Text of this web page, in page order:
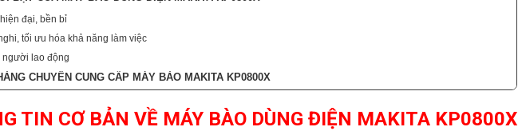
đại, bền bỉ
tối ưu hóa khả năng làm việc
người lao động
CHUYÊN CUNG CẤP MÁY BÀO MAKITA KP0800X
TIN CƠ BẢN VỀ MÁY BÀO DÙNG ĐIỆN MAKITA KP0800X